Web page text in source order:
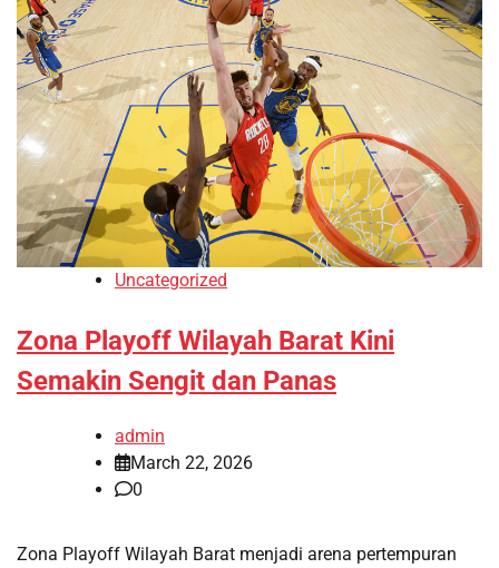
Uncategorized
Zona Playoff Wilayah Barat Kini
Semakin Sengit dan Panas
admin
March 22, 2026
0
Zona Playoff Wilayah Barat menjadi arena pertempuran